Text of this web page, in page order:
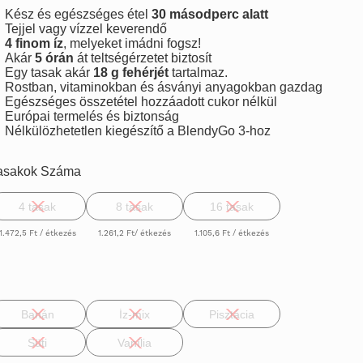
Kész és egészséges étel 30 másodperc alatt
Tejjel vagy vízzel keverendő
4 finom íz, melyeket imádni fogsz!
Akár 5 órán át teltségérzetet biztosít
Egy tasak akár 18 g fehérjét tartalmaz.
Rostban, vitaminokban és ásványi anyagokban gazdag
Egészséges összetétel hozzáadott cukor nélkül
Európai termelés és biztonság
Nélkülözhetetlen kiegészítő a BlendyGo 3-hoz
Száma
4 tasak
Ft / étkezés
8 tasak
1.261,2 Ft/ étkezés
16 tasak
1.105,6 Ft / étkezés
Banán Íz-mix Pisztácia
Süti Vanília